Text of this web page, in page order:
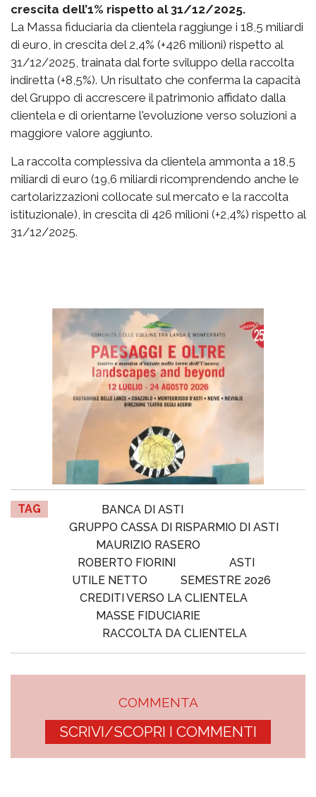
crescita dell’1% rispetto al 31/12/2025.
La Massa fiduciaria da clientela raggiunge i 18,5 miliardi
di euro, in crescita del 2,4% (+426 milioni) rispetto al
31/12/2025, trainata dal forte sviluppo della raccolta
indiretta (+8,5%). Un risultato che conferma la capacità
del Gruppo di accrescere il patrimonio affidato dalla
clientela e di orientarne l'evoluzione verso soluzioni a
maggiore valore aggiunto.
La raccolta complessiva da clientela ammonta a 18,5
miliardi di euro (19,6 miliardi ricomprendendo anche le
cartolarizzazioni collocate sul mercato e la raccolta
istituzionale), in crescita di 426 milioni (+2,4%) rispetto al
31/12/2025.
TAG
BANCA DI ASTI
GRUPPO CASSA DI RISPARMIO DI ASTI
MAURIZIO RASERO
ROBERTO FIORINI
ASTI
UTILE NETTO
SEMESTRE 2026
CREDITI VERSO LA CLIENTELA
MASSE FIDUCIARIE
RACCOLTA DA CLIENTELA
COMMENTA
SCRIVI/SCOPRI I COMMENTI